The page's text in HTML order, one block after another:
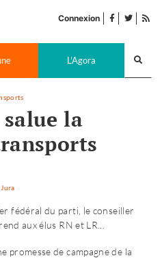
Connexion facebook
twitter
L'Agora
salue la
Jura
fédéral du parti, le conseiller
aux élus RN et LR...
promesse de campagne de la